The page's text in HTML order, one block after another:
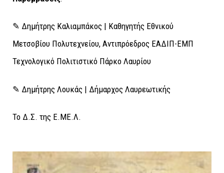
✎ Δημήτρης Καλιαμπάκος | Καθηγητής Εθνικού
Μετσοβίου Πολυτεχνείου, Αντιπρόεδρος ΕΑΔΙΠ-ΕΜΠ
Τεχνολογικό Πολιτιστικό Πάρκο Λαυρίου
✎ Δημήτρης Λουκάς | Δήμαρχος Λαυρεωτικής
Το Δ.Σ. της Ε.ΜΕ.Λ.